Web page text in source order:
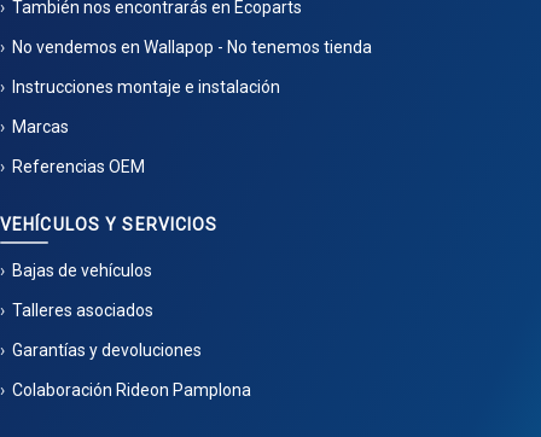
También nos encontrarás en Ecoparts
No vendemos en Wallapop - No tenemos tienda
Instrucciones montaje e instalación
Marcas
Referencias OEM
VEHÍCULOS Y SERVICIOS
Bajas de vehículos
Talleres asociados
Garantías y devoluciones
Colaboración Rideon Pamplona